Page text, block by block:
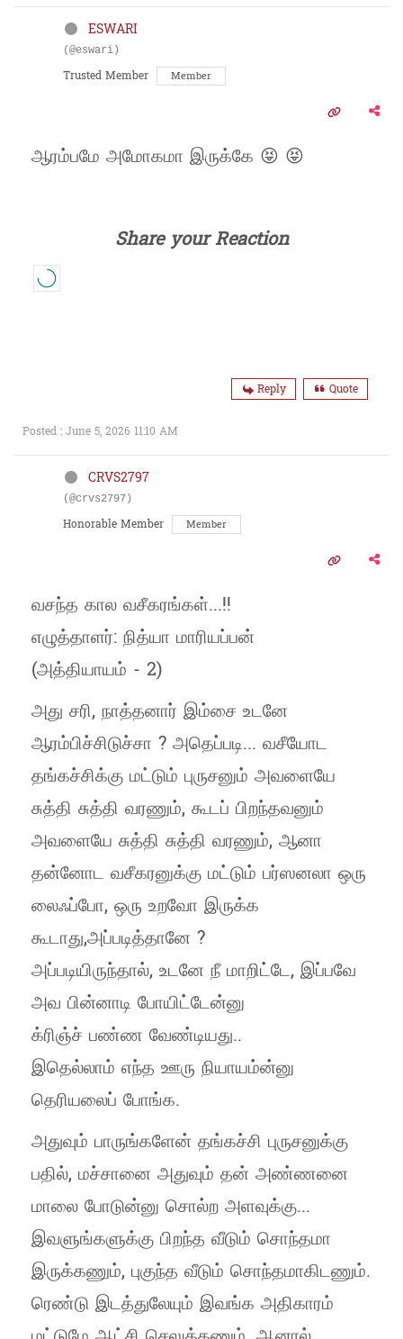
ESWARI
(@eswari)
Trusted Member Member
ஆரம்பமே அமோகமா இருக்கே 😝 😝
Share your Reaction
Reply Quote
Posted : June 5, 2026 11:10 AM
CRVS2797
(@crvs2797)
Honorable Member Member
வசந்த கால வசீகரங்கள்...!!
எழுத்தாளர்: நித்யா மாரியப்பன்
(அத்தியாயம் - 2)
அது சரி, நாத்தனார் இம்சை உடனே
ஆரம்பிச்சிடுச்சா ? அதெப்படி... வசீயோட
தங்கச்சிக்கு மட்டும் புருசனும் அவளையே
சுத்தி சுத்தி வரணும், கூடப் பிறந்தவனும்
அவளையே சுத்தி சுத்தி வரணும், ஆனா
தன்னோட வசீகரனுக்கு மட்டும் பர்ஸனலா ஒரு
லைஃப்போ, ஒரு உறவோ இருக்க
கூடாது,அப்படித்தானே ?
அப்படியிருந்தால், உடனே நீ மாறிட்டே, இப்பவே
அவ பின்னாடி போயிட்டேன்னு
க்ரிஞ்ச் பண்ண வேண்டியது..
இதெல்லாம் எந்த ஊரு நியாயம்ன்னு
தெரியலைப் போங்க.
அதுவும் பாருங்களேன் தங்கச்சி புருசனுக்கு
பதில், மச்சானை அதுவும் தன் அண்ணனை
மாலை போடுன்னு சொல்ற அளவுக்கு...
இவளுங்களுக்கு பிறந்த வீடும் சொந்தமா
இருக்கணும், புகுந்த வீடும் சொந்தமாகிடணும்.
ரெண்டு இடத்துலேயும் இவங்க அதிகாரம்